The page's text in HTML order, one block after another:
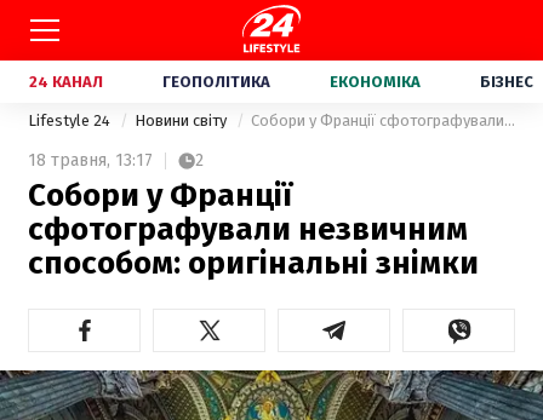
24 КАНАЛ ГЕОПОЛІТИКА ЕКОНОМІКА БІЗНЕС
Lifestyle 24 Новини світу Собори у Франції сфотографували незвичним способом: оригінальні знімки
18 травня, 13:17 2
Собори у Франції
сфотографували незвичним
способом: оригінальні знімки